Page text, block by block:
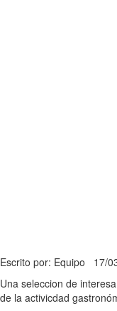
Escrito por: Equipo 17/
Una seleccion de
de la activicdad